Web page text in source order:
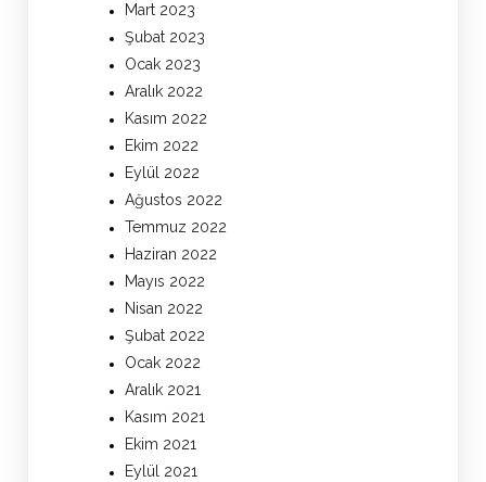
Mart 2023
Şubat 2023
Ocak 2023
Aralık 2022
Kasım 2022
Ekim 2022
Eylül 2022
Ağustos 2022
Temmuz 2022
Haziran 2022
Mayıs 2022
Nisan 2022
Şubat 2022
Ocak 2022
Aralık 2021
Kasım 2021
Ekim 2021
Eylül 2021